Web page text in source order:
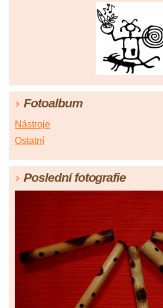
Fotoalbum
Nástroje
Ostatní
Poslední fotografie